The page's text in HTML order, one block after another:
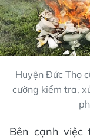
Huyện Đức Thọ
cường kiểm tra,
Bên cạnh việc